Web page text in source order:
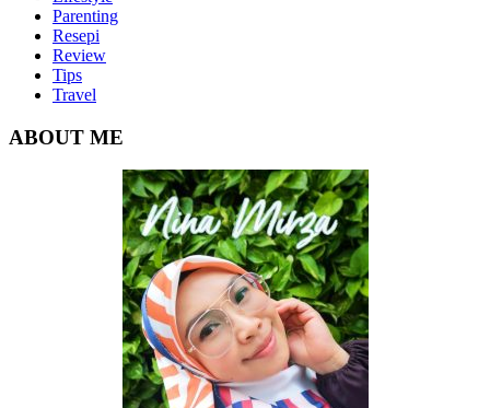
Parenting
Resepi
Review
Tips
Travel
ABOUT ME